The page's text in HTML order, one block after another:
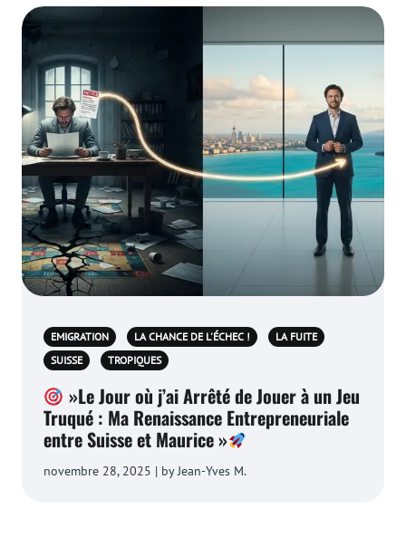
EMIGRATION LA CHANCE DE L'ÉCHEC !
LA FUITE
SUISSE
TROPIQUES
»Le Jour où j’ai Arrêté de Jouer à un Jeu
Truqué : Ma Renaissance Entrepreneuriale
entre Suisse et Maurice »
novembre 28, 2025 | by Jean-Yves M.